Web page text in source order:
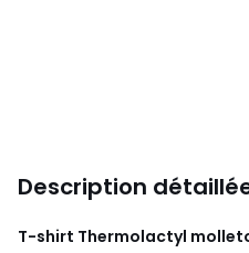
Description
T-shirt Thermolactyl